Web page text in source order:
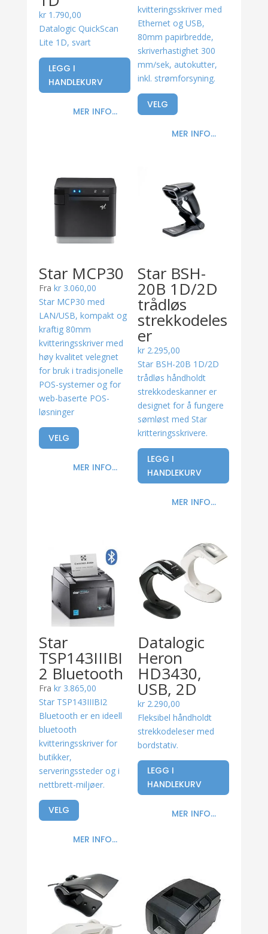
kr1.790,00
Datalogic QuickScan
Lite 1D, svart
LEGG I
HANDLEKURV
MER INFO...
kvitteringsskriver med
Ethernet og USB,
80mm papirbredde,
skriverhastighet 300
mm/sek, autokutter,
inkl. strømforsyning.
VELG
MER INFO...
Star MCP30
Fra kr3.060,00
Star MCP30 med
LAN/USB, kompakt og
kraftig 80mm
kvitteringsskriver med
høy kvalitet velegnet
for bruk i tradisjonelle
POS-systemer og for
web-baserte POS-
løsninger
VELG
MER INFO...
Star BSH-
20B 1D/2D
trådløs
strekkodeles
er
kr 2.295,00
Star BSH-20B 1D/2D
trådløs håndholdt
strekkodeskanner er
designet for å fungere
sømløst med Star
kritteringsskrivere.
LEGG I
HANDLEKURV
MER INFO...
Star
TSP143IIIBI
2 Bluetooth
Fra kr3.865,00
Star TSP143IIIBI2
Bluetooth er en ideell
bluetooth
kvitteringsskriver for
butikker,
serveringssteder og i
nettbrett-miljøer.
VELG
MER INFO...
Datalogic
Heron
HD3430,
USB, 2D
kr 2.290,00
Fleksibel håndholdt
strekkodeleser med
bordstativ.
LEGG I
HANDLEKURV
MER INFO...